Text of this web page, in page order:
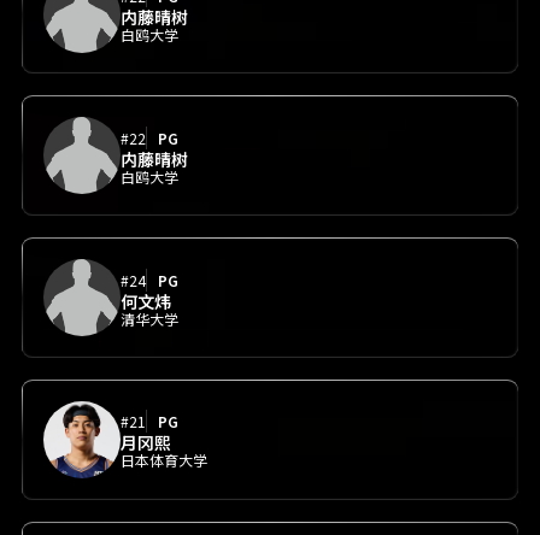
内藤晴树
白鸥大学
#22 PG
内藤晴树
白鸥大学
#24 PG
何文炜
清华大学
#21 PG
月冈熙
日本体育大学